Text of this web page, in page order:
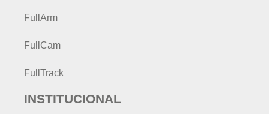
FullArm
FullCam
FullTrack
INSTITUCIONAL